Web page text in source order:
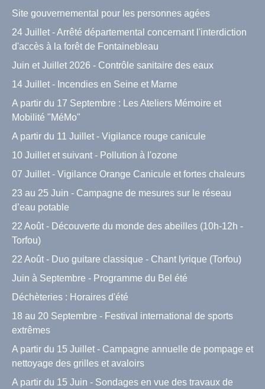
Site gouvernemental pour les personnes agées
24 Juillet - Arrêté départemental concernant l'interdiction
d'accès à la forêt de Fontainebleau
Juin et Juillet 2026 - Contrôle sanitaire des eaux
14 Juillet - Incendies en Seine et Marne
A partir du 17 Septembre : Les Ateliers Mémoire et
Mobilité "MéMo"
A partir du 11 Juillet - Vigilance rouge canicule
10 Juillet et suivant - Pollution à l'ozone
07 Juillet - Vigilance Orange Canicule et fortes chaleurs
23 au 25 Juin - Campagne de mesures sur le réseau
d’eau potable
22 Août - Découverte du monde des abeilles (10h-12h -
Torfou)
22 Août - Duo guitare classique - Chant lyrique (Torfou)
Juin à Septembre - Programme du Bel été
Déchèteries : Horaires d'été
18 au 20 Septembre - Festival international de sports
extrêmes
A partir du 15 Juillet - Campagne annuelle de pompage et
nettoyage des grilles et avaloirs
A partir du 15 Juin - Sondages en vue des travaux de